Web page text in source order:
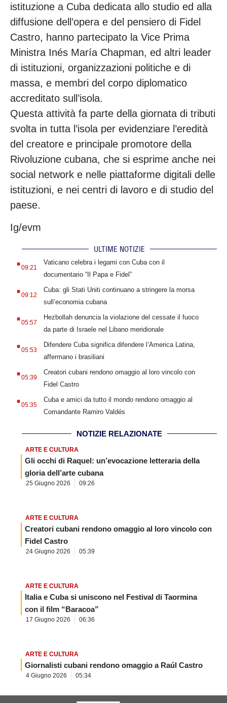
istituzione a Cuba dedicata allo studio ed alla
diffusione dell’opera e del pensiero di Fidel
Castro, hanno partecipato la Vice Prima
Ministra Inés María Chapman, ed altri leader
di istituzioni, organizzazioni politiche e di
massa, e membri del corpo diplomatico
accreditato sull’isola.
Questa attività fa parte della giornata di tributi
svolta in tutta l’isola per evidenziare l’eredità
del creatore e principale promotore della
Rivoluzione cubana, che si esprime anche nei
social network e nelle piattaforme digitali delle
istituzioni, e nei centri di lavoro e di studio del
paese.
Ig/evm
ULTIME NOTIZIE
.09:21
Vaticano celebra i legami con Cuba con il
documentario “Il Papa e Fidel”
.09:12
Cuba: gli Stati Uniti continuano a stringere la morsa
sull’economia cubana
.05:57
Hezbollah denuncia la violazione del cessate il fuoco
da parte di Israele nel Libano meridionale
.05:53
Difendere Cuba significa difendere l’America Latina,
affermano i brasiliani
.05:39
Creatori cubani rendono omaggio al loro vincolo con
Fidel Castro
.05:35
Cuba e amici da tutto il mondo rendono omaggio al
Comandante Ramiro Valdés
NOTIZIE RELAZIONATE
ARTE E CULTURA
Gli occhi di Raquel: un’evocazione letteraria della
gloria dell’arte cubana
25 Giugno 2026 09:26
ARTE E CULTURA
Creatori cubani rendono omaggio al loro vincolo con
Fidel Castro
24 Giugno 2026 05:39
ARTE E CULTURA
Italia e Cuba si uniscono nel Festival di Taormina
con il film “Baracoa”
17 Giugno 2026 06:36
ARTE E CULTURA
Giornalisti cubani rendono omaggio a Raúl Castro
4 Giugno 2026 05:34